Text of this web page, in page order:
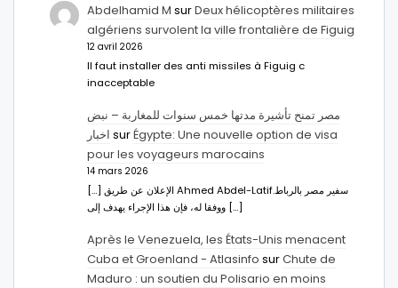
Abdelhamid M surDeux hélicoptères militaires
algériens survolent la ville frontalière de Figuig
12 avril 2026
Il faut installer des anti missiles à Figuig c
inacceptable
مصر تمنح تأشيرة مدتها خمس سنوات للمغاربة – نبض
اخبار surÉgypte: Une nouvelle option de visa
pour les voyageurs marocains
14 mars 2026
[…] الإعلان عن طريق Ahmed Abdel-Latifسفير مصر بالرباط.
ووفقا له، فإن هذا الإجراء يهدف إلى […]
Après le Venezuela, les États-Unis menacent
Cuba et Groenland - Atlasinfo surChute de
Maduro : un soutien du Polisario en moins